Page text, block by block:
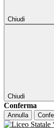
Chiudi
Chiudi
Conferma
Annulla